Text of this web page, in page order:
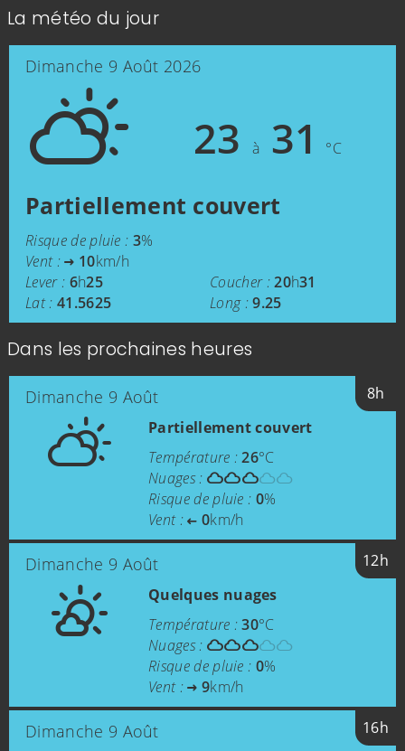
La météo du jour
Dimanche 9 Août 2026
23 à 31 °C
Partiellement couvert
Risque de pluie : 3%
Vent :
10km/h
Lever : 6h25 Coucher :20h31
Lat : 41.5625 Long :9.25
Dans les prochaines heures
Dimanche 9 Août
8h
Partiellement couvert
Température :26°C
Nuages :
Risque de pluie : 0%
Vent :
0km/h
Dimanche 9 Août
12h
Quelques nuages
Température :30°C
Nuages :
Risque de pluie : 0%
Vent :
9km/h
Dimanche 9 Août
16h